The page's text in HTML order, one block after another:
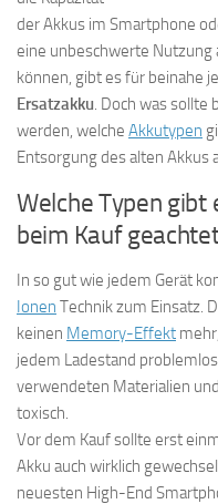
der Akkus im Smartphone
eine unbeschwerte Nutzung
können, gibt es für beinahe
Ersatzakku. Doch was sollte
werden, welche Akkutypen
Entsorgung des alten Akkus
Welche Typen
beim Kauf
In so gut wie jedem Gerät
Ionen Technik zum Einsatz.
keinen Memory-Effekt
jedem Ladestand
verwendeten Materialien
toxisch.
Vor dem Kauf sollte erst
Akku auch wirklich
neuesten High-End